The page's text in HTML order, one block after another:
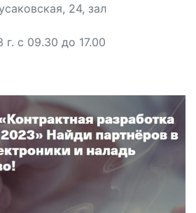
24, зал
с 09.30 до 17.00